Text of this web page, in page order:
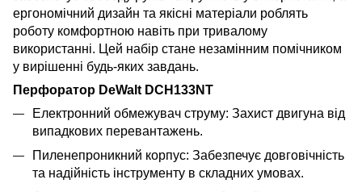
ергономічний дизайн та якісні матеріали роблять
роботу комфортною навіть при тривалому
використанні. Цей набір стане незамінним помічником
у вирішенні будь-яких завдань.
Перфоратор DeWalt DCH133NT
Електронний обмежувач струму: Захист двигуна від
випадкових перевантажень.
Пиленепроникний корпус: Забезпечує довговічність
та надійність інструменту в складних умовах.